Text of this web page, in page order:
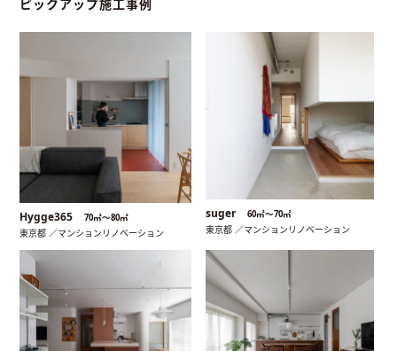
ピックアップ施工事例
Hygge365 70㎡〜80㎡
東京都 ／マンションリノベーション
suger 60㎡〜70㎡
東京都 ／マンションリノベーション